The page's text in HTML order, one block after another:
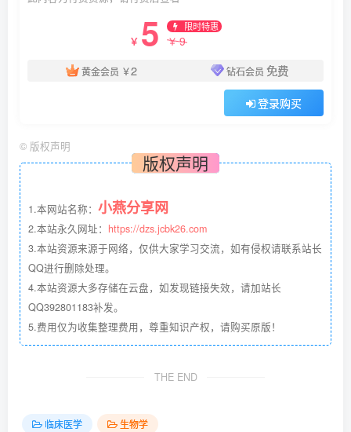
￥ 5 限时特惠
￥9
黄金会员 ￥2 钻石会员 免费
登录购买
© 版权声明
版权声明
1.本网站名称： 小燕分享网
2.本站永久网址： https://dzs.jcbk26.com
3.本站资源来源于网络，仅供大家学习交流，如有侵权请联系站长
QQ进行删除处理。
4.本站资源大多存储在云盘，如发现链接失效，请加站长
QQ392801183补发。
5.费用仅为收集整理费用，尊重知识产权，请购买原版！
THE END
临床医学 生物学